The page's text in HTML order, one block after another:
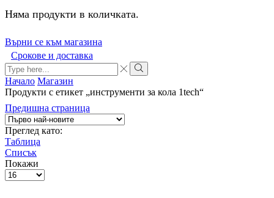
Няма продукти в количката.
Върни се към магазина
Срокове и доставка
Начало Магазин
Продукти с етикет „инструменти за кола 1tech“
Предишна страница
Преглед като:
Таблица
Списък
Покажи